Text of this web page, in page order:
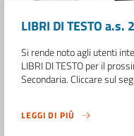
LIBRI DI TESTO
Si rende noto agli utenti
LIBRI DI TESTO per il
Secondaria. Cliccare sul
LEGGI DI PIÙ